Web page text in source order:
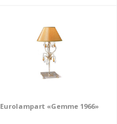
Eurolampart «Gemme 1966»